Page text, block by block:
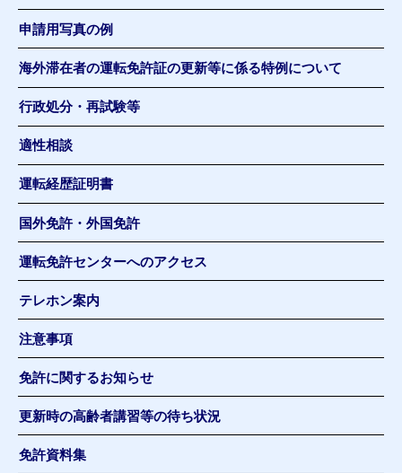
申請用写真の例
海外滞在者の運転免許証の更新等に係る特例について
行政処分・再試験等
適性相談
運転経歴証明書
国外免許・外国免許
運転免許センターへのアクセス
テレホン案内
注意事項
免許に関するお知らせ
更新時の高齢者講習等の待ち状況
免許資料集